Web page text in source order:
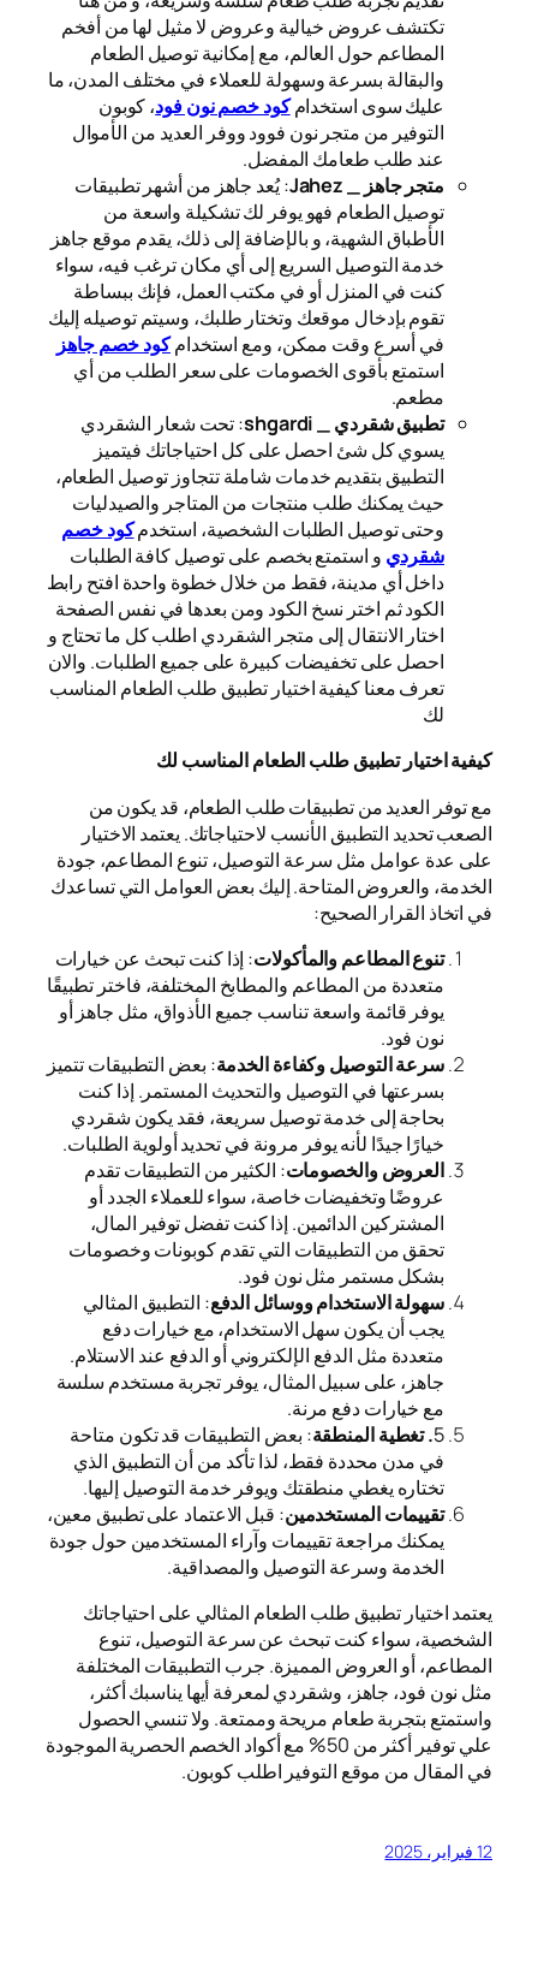
تكتشف عروض خيالية وعروض لا مثيل لها من أفخم
المطاعم حول العالم، مع إمكانية توصيل الطعام
والبقالة بسرعة وسهولة للعملاء في مختلف المدن، ما
عليك سوى استخدامكود خصم نون فود، كوبون
التوفير من متجر نون فوود ووفر العديد من الأموال
عند طلب طعامك المفضل.
متجر جاهز _ Jahez
: يُعد جاهز من أشهر تطبيقات
توصيل الطعام فهو يوفر لك تشكيلة واسعة من
الأطباق الشهية، و بالإضافة إلى ذلك، يقدم موقع جاهز
خدمة التوصيل السريع إلى أي مكان ترغب فيه، سواء
كنت في المنزل أو في مكتب العمل، فإنك ببساطة
تقوم بإدخال موقعك وتختار طلبك، وسيتم توصيله إليك
في أسرع وقت ممكن، ومع استخدامكود خصم جاهز
استمتع بأقوى الخصومات على سعر الطلب من أي
مطعم.
تطبيق شقردي _ shgardi
: تحت شعار الشقردي
يسوي كل شئ احصل على كل احتياجاتك فيتميز
التطبيق بتقديم خدمات شاملة تتجاوز توصيل الطعام،
حيث يمكنك طلب منتجات من المتاجر والصيدليات
وحتى توصيل الطلبات الشخصية، استخدمكود خصم
شقردي و استمتع بخصم على توصيل كافة الطلبات
داخل أي مدينة، فقط من خلال خطوة واحدة افتح رابط
الكود ثم اختر نسخ الكود ومن بعدها في نفس الصفحة
اختار الانتقال إلى متجر الشقردي اطلب كل ما تحتاج و
احصل على تخفيضات كبيرة على جميع الطلبات. والان
تعرف معنا كيفية اختيار تطبيق طلب الطعام المناسب
لك
كيفية اختيار تطبيق طلب الطعام المناسب لك
مع توفر العديد من تطبيقات طلب الطعام، قد يكون من
الصعب تحديد التطبيق الأنسب لاحتياجاتك. يعتمد الاختيار
على عدة عوامل مثل سرعة التوصيل، تنوع المطاعم، جودة
الخدمة، والعروض المتاحة. إليك بعض العوامل التي تساعدك
في اتخاذ القرار الصحيح:
تنوع المطاعم والمأكولات: إذا كنت تبحث عن خيارات
متعددة من المطاعم والمطابخ المختلفة، فاختر تطبيقًا
يوفر قائمة واسعة تناسب جميع الأذواق، مثل جاهز أو
نون فود.
سرعة التوصيل وكفاءة الخدمة: بعض التطبيقات تتميز
بسرعتها في التوصيل والتحديث المستمر. إذا كنت
بحاجة إلى خدمة توصيل سريعة، فقد يكون شقردي
خيارًا جيدًا لأنه يوفر مرونة في تحديد أولوية الطلبات.
العروض والخصومات: الكثير من التطبيقات تقدم
عروضًا وتخفيضات خاصة، سواء للعملاء الجدد أو
المشتركين الدائمين. إذا كنت تفضل توفير المال،
تحقق من التطبيقات التي تقدم كوبونات وخصومات
بشكل مستمر مثل نون فود.
سهولة الاستخدام ووسائل الدفع: التطبيق المثالي
يجب أن يكون سهل الاستخدام، مع خيارات دفع
متعددة مثل الدفع الإلكتروني أو الدفع عند الاستلام.
جاهز، على سبيل المثال، يوفر تجربة مستخدم سلسة
مع خيارات دفع مرنة.
5. تغطية المنطقة: بعض التطبيقات قد تكون متاحة
في مدن محددة فقط، لذا تأكد من أن التطبيق الذي
تختاره يغطي منطقتك ويوفر خدمة التوصيل إليها.
تقييمات المستخدمين: قبل الاعتماد على تطبيق معين،
يمكنك مراجعة تقييمات وآراء المستخدمين حول جودة
الخدمة وسرعة التوصيل والمصداقية.
يعتمد اختيار تطبيق طلب الطعام المثالي على احتياجاتك
الشخصية، سواء كنت تبحث عن سرعة التوصيل، تنوع
المطاعم، أو العروض المميزة. جرب التطبيقات المختلفة
مثل نون فود، جاهز، وشقردي لمعرفة أيها يناسبك أكثر،
واستمتع بتجربة طعام مريحة وممتعة. ولا تنسي الحصول
علي توفير أكثر من 50% مع أكواد الخصم الحصرية الموجودة
في المقال من موقع التوفير اطلب كوبون.
12 فبراير، 2025